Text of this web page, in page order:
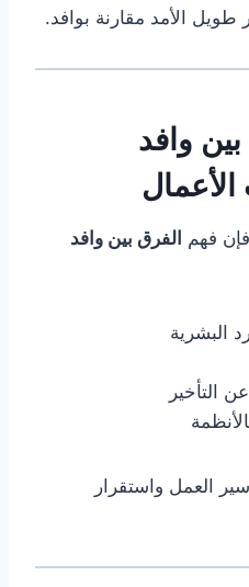
الأمد مقارنة بوافد.
وافد
فهم الفرق بين وافد
البشرية
التأخير
العمل واستقرار